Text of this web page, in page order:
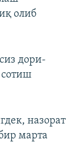
олиб
дори-
назорат
марта